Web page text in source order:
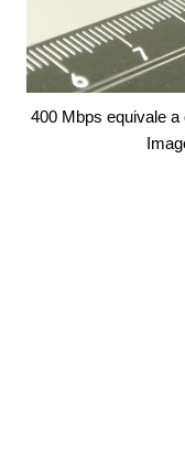
400 Mbps equivale